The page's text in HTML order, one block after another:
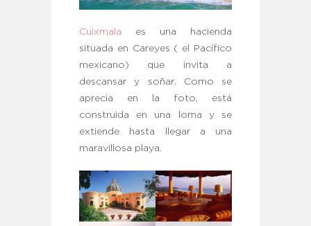
Cuixmala es una hacienda
situada en Careyes ( el Pacífico
mexicano) que invita a
descansar y soñar. Como se
aprecia en la foto, está
construida en una loma y se
extiende hasta llegar a una
maravillosa playa.